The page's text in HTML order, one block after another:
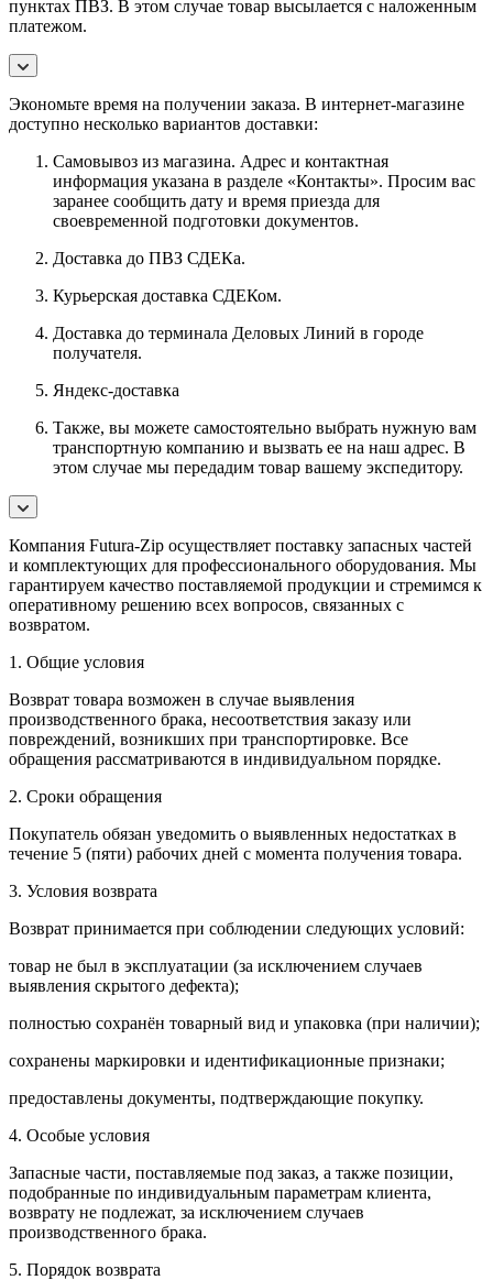
пунктах ПВЗ. В этом случае товар высылается с наложенным
платежом.
Экономьте время на получении заказа. В интернет-магазине
доступно несколько вариантов доставки:
Самовывоз из магазина. Адрес и контактная
информация указана в разделе «Контакты». Просим вас
заранее сообщить дату и время приезда для
своевременной подготовки документов.
Доставка до ПВЗ СДЕКа.
Курьерская доставка СДЕКом.
Доставка до терминала Деловых Линий в городе
получателя.
Яндекс-доставка
Также, вы можете самостоятельно выбрать нужную вам
транспортную компанию и вызвать ее на наш адрес. В
этом случае мы передадим товар вашему экспедитору.
Компания Futura-Zip осуществляет поставку запасных частей
и комплектующих для профессионального оборудования. Мы
гарантируем качество поставляемой продукции и стремимся к
оперативному решению всех вопросов, связанных с
возвратом.
1. Общие условия
Возврат товара возможен в случае выявления
производственного брака, несоответствия заказу или
повреждений, возникших при транспортировке. Все
обращения рассматриваются в индивидуальном порядке.
2. Сроки обращения
Покупатель обязан уведомить о выявленных недостатках в
течение 5 (пяти) рабочих дней с момента получения товара.
3. Условия возврата
Возврат принимается при соблюдении следующих условий:
товар не был в эксплуатации (за исключением случаев
выявления скрытого дефекта);
полностью сохранён товарный вид и упаковка (при наличии);
сохранены маркировки и идентификационные признаки;
предоставлены документы, подтверждающие покупку.
4. Особые условия
Запасные части, поставляемые под заказ, а также позиции,
подобранные по индивидуальным параметрам клиента,
возврату не подлежат, за исключением случаев
производственного брака.
5. Порядок возврата